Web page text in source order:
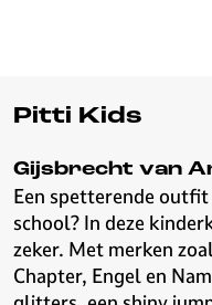
Pitti Kids
Gijsbrecht van
Een spetterende
school? In deze
zeker. Met merken
Chapter, Engel en